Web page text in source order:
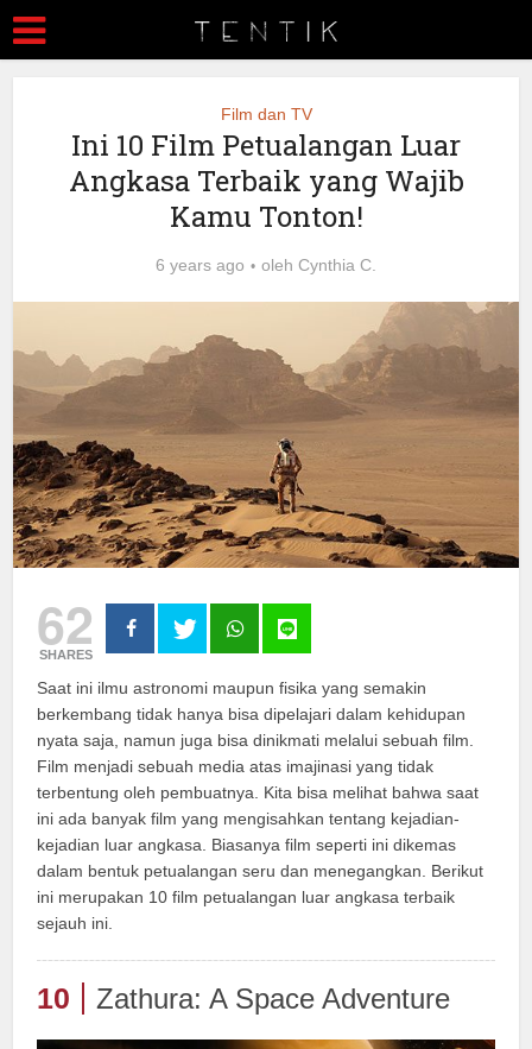
Film dan TV
Ini 10 Film Petualangan Luar
Angkasa Terbaik yang Wajib
Kamu Tonton!
6 years ago oleh Cynthia C.
62
SHARES
Saat ini ilmu astronomi maupun fisika yang semakin
berkembang tidak hanya bisa dipelajari dalam kehidupan
nyata saja, namun juga bisa dinikmati melalui sebuah film.
Film menjadi sebuah media atas imajinasi yang tidak
terbentung oleh pembuatnya. Kita bisa melihat bahwa saat
ini ada banyak film yang mengisahkan tentang kejadian-
kejadian luar angkasa. Biasanya film seperti ini dikemas
dalam bentuk petualangan seru dan menegangkan. Berikut
ini merupakan 10 film petualangan luar angkasa terbaik
sejauh ini.
10 Zathura: A Space Adventure